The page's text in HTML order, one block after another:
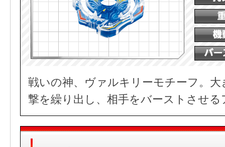
戦いの神、ヴァルキリーモチーフ。
撃を繰り出し、相手をバーストさせ